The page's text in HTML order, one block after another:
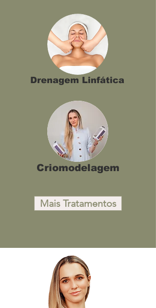
Drenagem Linfática
Criomodelagem
Mais Tratamentos